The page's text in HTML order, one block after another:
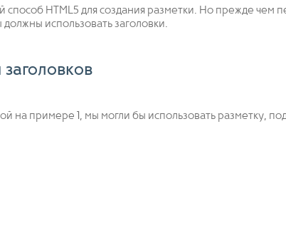
HTML5 для создания разметки. Но прежде чем
должны использовать заголовки.
на примере 1, мы могли бы использовать разметку,